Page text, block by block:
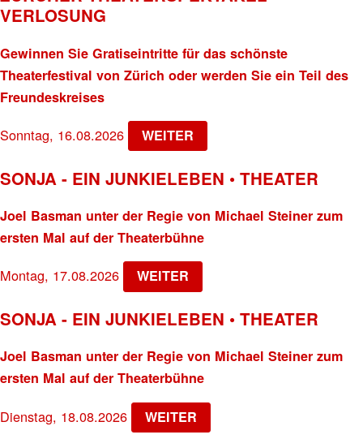
VERLOSUNG
Gewinnen Sie Gratiseintritte für das schönste
Theaterfestival von Zürich oder werden Sie ein Teil des
Freundeskreises
Sonntag, 16.08.2026 WEITER
SONJA - EIN JUNKIELEBEN • THEATER
Joel Basman unter der Regie von Michael Steiner zum
ersten Mal auf der Theaterbühne
Montag, 17.08.2026 WEITER
SONJA - EIN JUNKIELEBEN • THEATER
Joel Basman unter der Regie von Michael Steiner zum
ersten Mal auf der Theaterbühne
Dienstag, 18.08.2026 WEITER